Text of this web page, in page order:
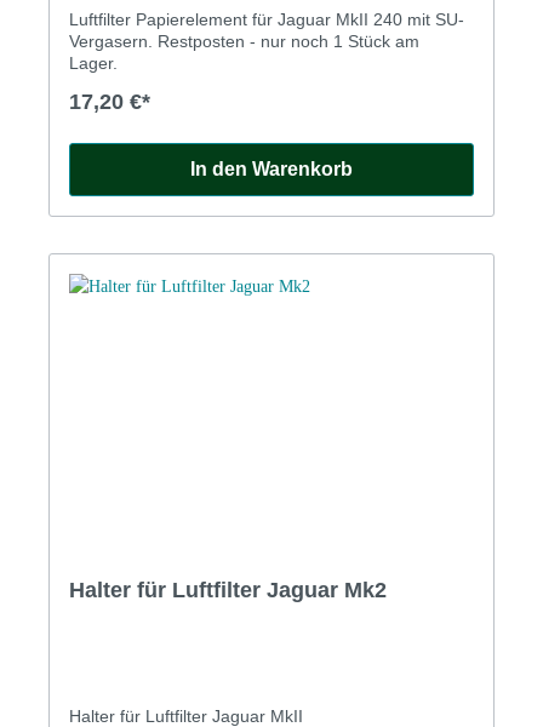
Luftfilter Papierelement für Jaguar MkII 240 mit SU-
Vergasern. Restposten - nur noch 1 Stück am
Lager.
17,20 €*
In den Warenkorb
Halter für Luftfilter Jaguar Mk2
Halter für Luftfilter Jaguar MkII